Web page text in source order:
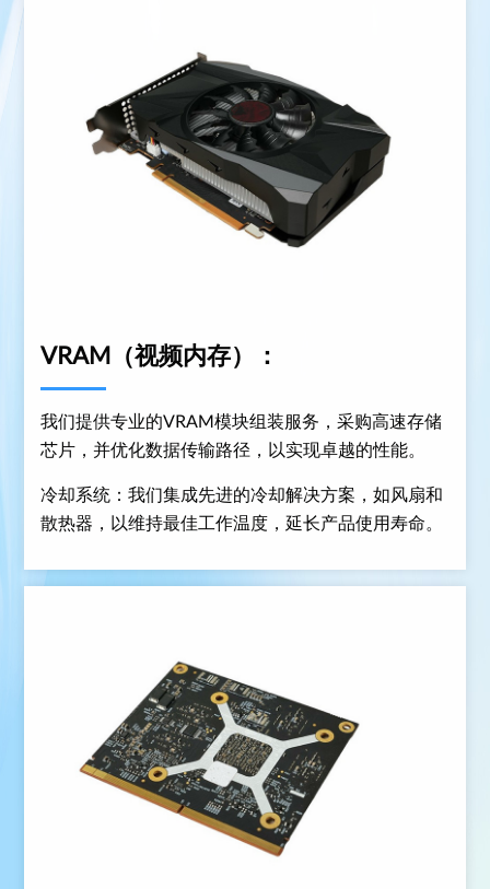
VRAM（视频内存）：
我们提供专业的VRAM模块组装服务，采购高速存储
芯片，并优化数据传输路径，以实现卓越的性能。
冷却系统：我们集成先进的冷却解决方案，如风扇和
散热器，以维持最佳工作温度，延长产品使用寿命。